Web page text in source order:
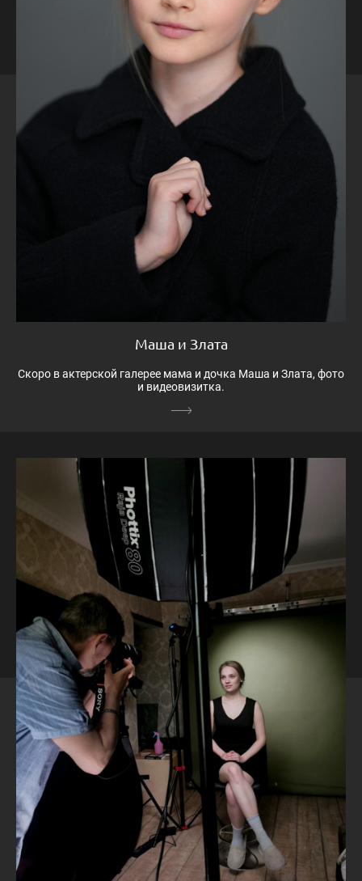
Маша и Злата
Скоро в актерской галерее мама и дочка Маша и Злата, фото
и видеовизитка.